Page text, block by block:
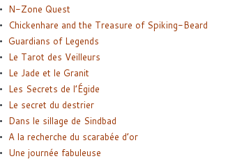
N-Zone Quest
Chickenhare and the Treasure of Spiking-Beard
Guardians of Legends
Le Tarot des Veilleurs
Le Jade et le Granit
Les Secrets de l’Égide
Le secret du destrier
Dans le sillage de Sindbad
A la recherche du scarabée d’or
Une journée fabuleuse